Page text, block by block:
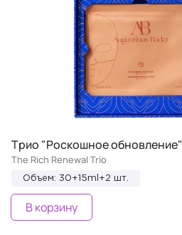
Tрио "Роскошное обновление"
The Rich Renewal Trio
Объем: 30+15ml+2 шт.
В корзину